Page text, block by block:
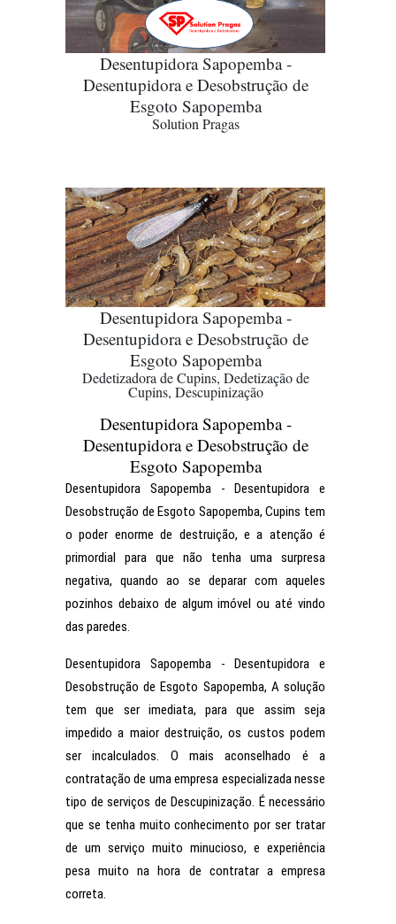
Desentupidora Sapopemba -
Desentupidora e Desobstrução de
Esgoto Sapopemba
Solution Pragas
Desentupidora Sapopemba -
Desentupidora e Desobstrução de
Esgoto Sapopemba
Dedetizadora de Cupins, Dedetização de
Cupins, Descupinização
Desentupidora Sapopemba -
Desentupidora e Desobstrução de
Esgoto Sapopemba
Desentupidora Sapopemba - Desentupidora e
Desobstrução de Esgoto Sapopemba, Cupins tem
o poder enorme de destruição, e a atenção é
primordial para que não tenha uma surpresa
negativa, quando ao se deparar com aqueles
pozinhos debaixo de algum imóvel ou até vindo
das paredes.
Desentupidora Sapopemba - Desentupidora e
Desobstrução de Esgoto Sapopemba, A solução
tem que ser imediata, para que assim seja
impedido a maior destruição, os custos podem
ser incalculados. O mais aconselhado é a
contratação de uma empresa especializada nesse
tipo de serviços de Descupinização. É necessário
que se tenha muito conhecimento por ser tratar
de um serviço muito minucioso, e experiência
pesa muito na hora de contratar a empresa
correta.